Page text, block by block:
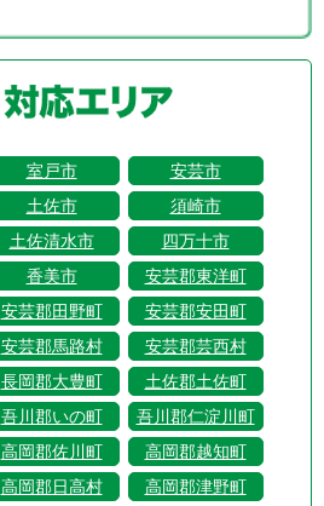
室戸市
安芸市
土佐市
須崎市
土佐清水市
四万十市
香美市
安芸郡東洋町
安芸郡田野町
安芸郡安田町
安芸郡馬路村
安芸郡芸西村
長岡郡大豊町
土佐郡土佐町
吾川郡いの町
吾川郡仁淀川町
高岡郡佐川町
高岡郡越知町
高岡郡日高村
高岡郡津野町